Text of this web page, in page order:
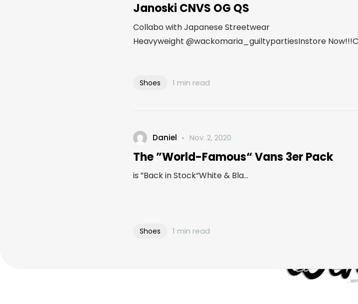
Janoski CNVS OG QS
Collabo with Japanese Streetwear
Heavyweight @wackomaria_guiltypartiesInstore
Shoes 1 min read
Daniel Nov. 2, 2020
The ”World-Famous“ Vans 3er Pack
is ”Back in Stock“White & Bla...
Shoes 1 min read